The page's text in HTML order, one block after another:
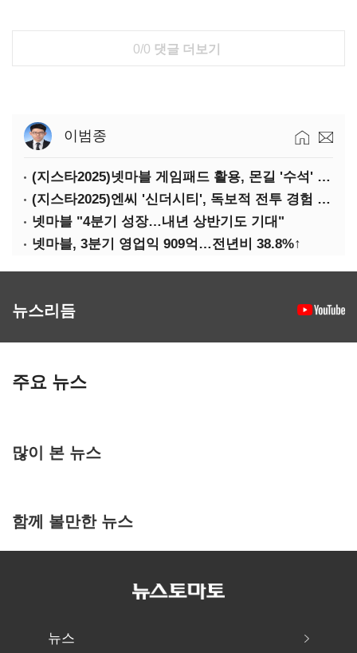
0/0 댓글 더보기
이범종
(지스타2025)넷마블 게임패드 활용, 몬길 '수석' 7대죄 '차석'
(지스타2025)엔씨 '신더시티', 독보적 전투 경험 필요
넷마블 "4분기 성장…내년 상반기도 기대"
넷마블, 3분기 영업익 909억…전년비 38.8%↑
뉴스리듬
주요 뉴스
많이 본 뉴스
함께 볼만한 뉴스
뉴스